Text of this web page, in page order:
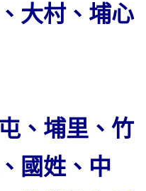
大村、埔心
、埔里、竹
國姓、中